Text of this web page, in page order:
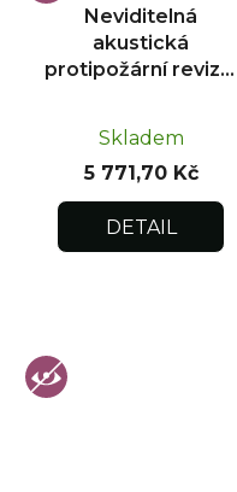
Neviditelná
akustická
protipožární revizní
Skladem
5 771,70 Kč
DETAIL